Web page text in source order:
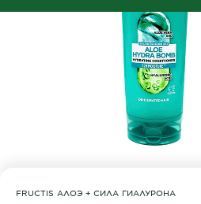
FRUCTIS АЛОЭ + СИЛА ГИАЛУРОНА